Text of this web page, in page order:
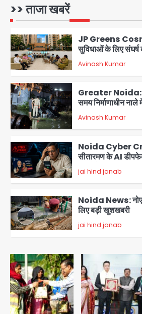
>> ताजा खबरें
1
2
JP Greens
सुविधाओं के लिए संघर्ष
प्लास्टर और कमजोर
Avinash Kumar
3
Greater Noida:
समय निर्माणाधीन नाले
बाल-बाल बचा
Avinash Kumar
4
Noida Cyber
सीतारमण के AI
बुजुर्ग से 70 लाख की ठगी
jai hind janab
5
Noida News:
लिए बड़ी खुशखबरी
jai hind janab
1
Student
पुलिस से भिड़े, आंसू
इस्तेमाल
Avinash Kumar
JP Greens